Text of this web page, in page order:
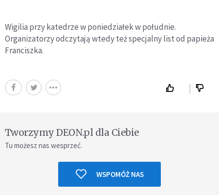
Wigilia przy katedrze w poniedziałek w południe.
Organizatorzy odczytają wtedy też specjalny list od papieża
Franciszka.
Tworzymy DEON.pl dla Ciebie
Tu możesz nas wesprzeć.
WSPOMÓŻ NAS